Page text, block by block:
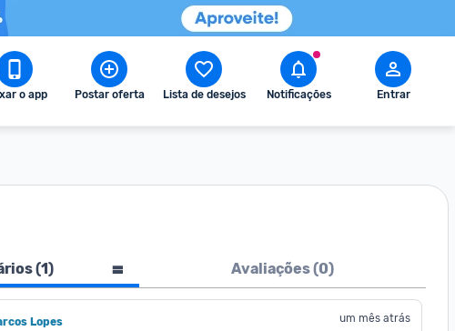
o app Postar oferta Lista de desejos Notificações Entrar
(1) Avaliações (0)
Lopes um mês atrás